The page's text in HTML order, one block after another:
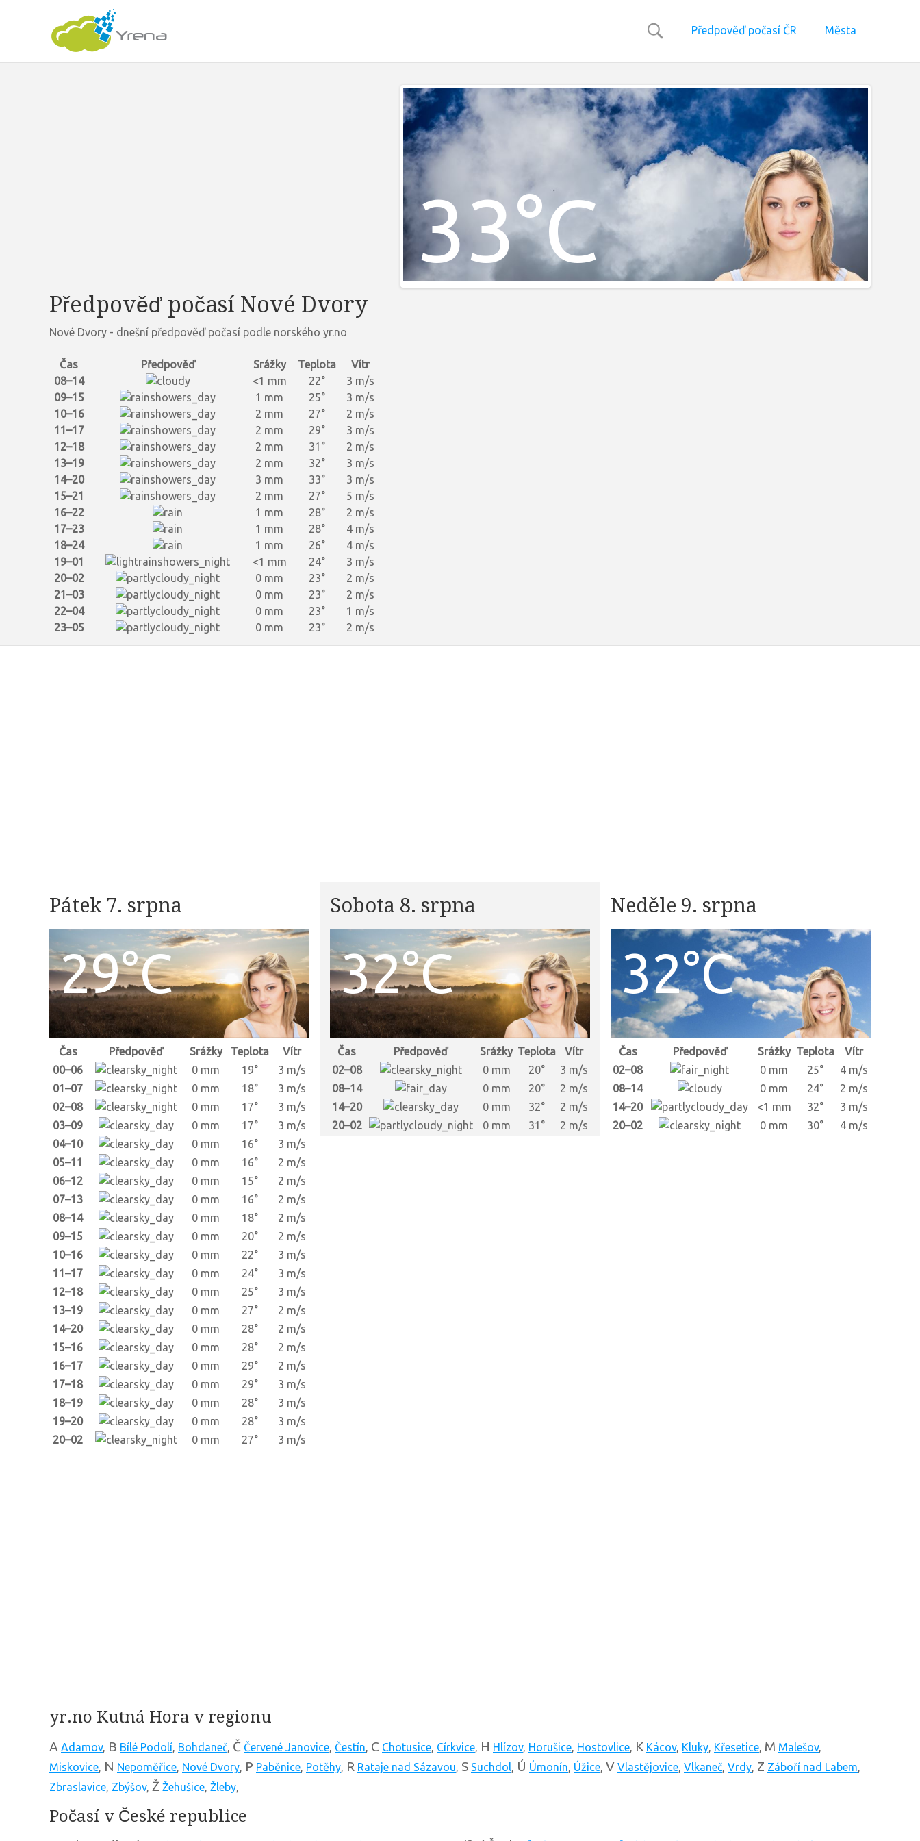
Předpověď počasí ČR Města
Předpověď počasí Nové Dvory
Nové Dvory - dnešní předpověď počasí podle norského yr.no
Čas Předpověď Srážky Teplota
Vítr
08–14
<1 mm 22°
3 m/s
09–15
1 mm 25°
3 m/s
10–16
2 mm 27°
2 m/s
11–17
2 mm 29°
3 m/s
12–18
2 mm 31°
2 m/s
13–19
2 mm 32°
3 m/s
14–20
3 mm 33°
3 m/s
15–21
2 mm 27°
5 m/s
16–22
1 mm 28°
2 m/s
17–23
1 mm 28°
4 m/s
18–24
1 mm 26°
4 m/s
19–01
<1 mm 24°
3 m/s
20–02
0 mm 23°
2 m/s
21–03
0 mm 23°
2 m/s
22–04
0 mm 23°
1 m/s
23–05
0 mm 23° 2 m/s
33°C
Pátek 7. srpna
29°C
Čas Předpověď Srážky Teplota
Vítr
00–06
0 mm 19°
3 m/s
01–07
0 mm 18°
3 m/s
02–08
0 mm 17°
3 m/s
03–09
0 mm 17°
3 m/s
04–10
0 mm 16°
3 m/s
05–11
0 mm 16°
2 m/s
06–12
0 mm 15°
2 m/s
07–13
0 mm 16°
2 m/s
08–14
0 mm 18°
2 m/s
09–15
0 mm 20°
2 m/s
10–16
0 mm 22°
3 m/s
11–17
0 mm 24°
3 m/s
12–18
0 mm 25°
3 m/s
13–19
0 mm 27°
2 m/s
14–20
0 mm 28°
2 m/s
15–16
0 mm 28°
2 m/s
16–17
0 mm 29°
2 m/s
17–18
0 mm 29°
3 m/s
18–19
0 mm 28°
3 m/s
19–20
0 mm 28°
3 m/s
20–02
0 mm 27° 3 m/s
Sobota 8. srpna
32°C
Čas Předpověď Srážky Teplota
Vítr
02–08
0 mm 20°
3 m/s
08–14
0 mm 20°
2 m/s
14–20
0 mm 32°
2 m/s
20–02
0 mm 31° 2 m/s
Neděle 9. srpna
32°C
Čas Předpověď Srážky Teplota
Vítr
02–08
0 mm 25°
4 m/s
08–14
0 mm 24°
2 m/s
14–20
<1 mm 32°
3 m/s
20–02
0 mm 30° 4 m/s
yr.no Kutná Hora v regionu
A Adamov, B Bílé Podolí, Bohdaneč, Č Červené Janovice, Čestín, C Chotusice, Církvice, H Hlízov, Horušice, Hostovlice, K Kácov, Kluky, Křesetice, M Malešov,
Miskovice, N Nepoměřice, Nové Dvory, P Paběnice, Potěhy, R Rataje nad Sázavou, S Suchdol, Ú Úmonín, Úžice, V Vlastějovice, Vlkaneč, Vrdy, Z Záboří nad Labem,
Zbraslavice, Zbýšov, Ž Žehušice, Žleby,
Počasí v České republice